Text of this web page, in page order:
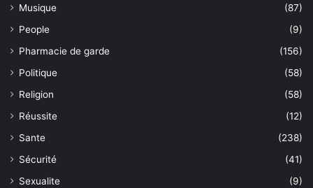
Musique
(87)
People
(9)
Pharmacie de garde
(156)
Politique
(58)
Religion
(58)
Réussite
(12)
Sante
(238)
Sécurité
(41)
Sexualite
(9)